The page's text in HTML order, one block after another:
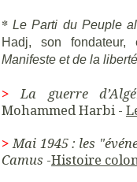
* Le Parti du Peuple
Hadj, son fondateur,
Manifeste et de la liberté
> La guerre
Mohammed Harbi -
> Mai 1945 : les
Camus -Histoire